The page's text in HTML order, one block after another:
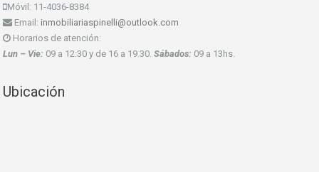
Móvil: 11-4036-8384
Email: inmobiliariaspinelli@outlook.com
Horarios de atención:
Lun – Vie: 09 a 12:30 y de 16 a 19.30. Sábados: 09 a 13hs.
Ubicación